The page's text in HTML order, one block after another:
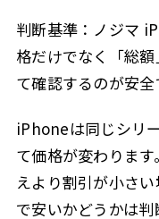
判断基準：ノジマ
格だけでなく「総
て確認するのが安全
iPhoneは同じシリ
て価格が変わりま
えより割引が小さ
で安いかどうかは